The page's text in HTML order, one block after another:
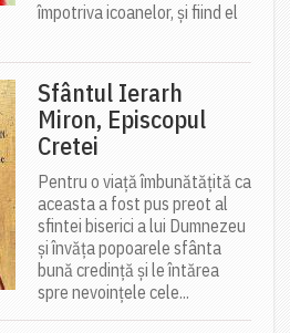
împotriva icoanelor, și fiind el
Sfântul Ierarh
Miron, Episcopul
Cretei
Pentru o viață îmbunătățită ca
aceasta a fost pus preot al
sfintei biserici a lui Dumnezeu
și învăța popoarele sfânta
bună credință și le întărea
spre nevoințele cele...